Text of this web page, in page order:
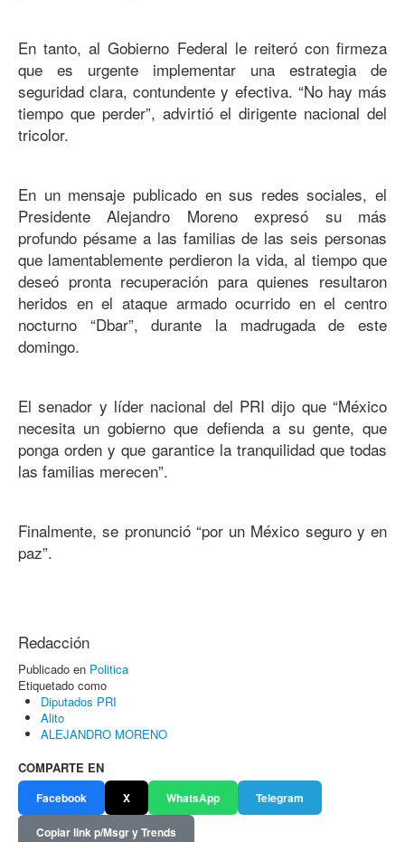
En tanto, al Gobierno Federal le reiteró con firmeza
que es urgente implementar una estrategia de
seguridad clara, contundente y efectiva. “No hay más
tiempo que perder”, advirtió el dirigente nacional del
tricolor.
En un mensaje publicado en sus redes sociales, el
Presidente Alejandro Moreno expresó su más
profundo pésame a las familias de las seis personas
que lamentablemente perdieron la vida, al tiempo que
deseó pronta recuperación para quienes resultaron
heridos en el ataque armado ocurrido en el centro
nocturno “Dbar”, durante la madrugada de este
domingo.
El senador y líder nacional del PRI dijo que “México
necesita un gobierno que defienda a su gente, que
ponga orden y que garantice la tranquilidad que todas
las familias merecen”.
Finalmente, se pronunció “por un México seguro y en
paz”.
Redacción
Publicado en Politica
Etiquetado como
Diputados PRI
Alito
ALEJANDRO MORENO
COMPARTE EN
Facebook X WhatsApp Telegram
Copiar link p/Msgr y Trends